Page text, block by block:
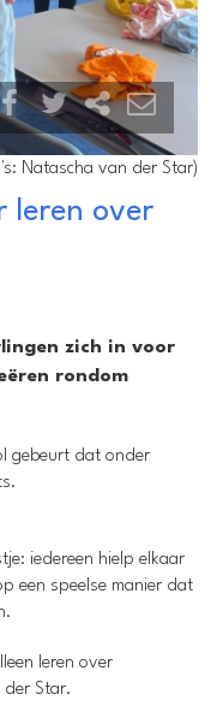
Natascha van der Star)
leren over
zich in voor
rondom
gebeurt dat onder
iedereen hielp elkaar
een speelse manier dat
leren over
der Star.